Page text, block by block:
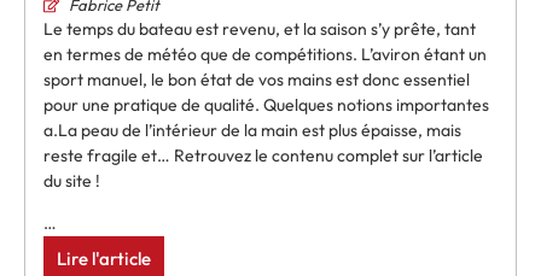
Fabrice Petit
Le temps du bateau est revenu, et la saison s’y prête, tant
en termes de météo que de compétitions. L’aviron étant un
sport manuel, le bon état de vos mains est donc essentiel
pour une pratique de qualité. Quelques notions importantes
a.La peau de l’intérieur de la main est plus épaisse, mais
reste fragile et… Retrouvez le contenu complet sur l’article
du site !
…
Lire l'article